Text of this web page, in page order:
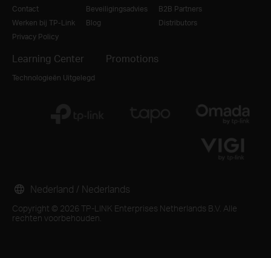
Contact
Werken bij TP-Link
Privacy Policy
Beveiligingsadvies
Blog
B2B Partners
Distributors
Learning Center
Technologieën Uitgelegd
Promotions
Copyright © 2026 TP-LINK Enterprises Netherlands B.V. Alle
rechten voorbehouden.
Nederland / Nederlands